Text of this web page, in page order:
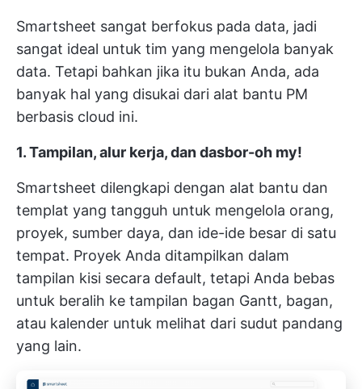
Smartsheet sangat berfokus pada data, jadi
sangat ideal untuk tim yang mengelola banyak
data. Tetapi bahkan jika itu bukan Anda, ada
banyak hal yang disukai dari alat bantu PM
berbasis cloud ini.
1. Tampilan, alur kerja, dan dasbor-oh my!
Smartsheet dilengkapi dengan alat bantu dan
templat yang tangguh untuk mengelola orang,
proyek, sumber daya, dan ide-ide besar di satu
tempat. Proyek Anda ditampilkan dalam
tampilan kisi secara default, tetapi Anda bebas
untuk beralih ke tampilan bagan Gantt, bagan,
atau kalender untuk melihat dari sudut pandang
yang lain.